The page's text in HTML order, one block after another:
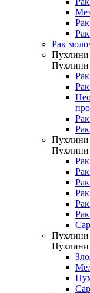
Рак
Пухлини
Пухлини
Пухлини
Пухлини
Пухлини
Пухлини